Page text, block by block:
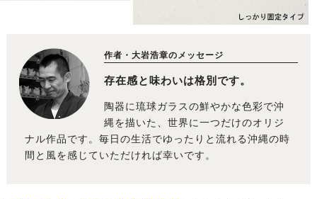
作者・大岩浩章のメッセージ
存在感と味わいは格別です。
陶器に琉球ガラスの鮮やかな色彩で沖
縄を描いた、世界に一つだけのオリジ
ナル作品です。毎日の生活でゆったりと流れる沖縄の時
間と風を感じていただければ幸いです。